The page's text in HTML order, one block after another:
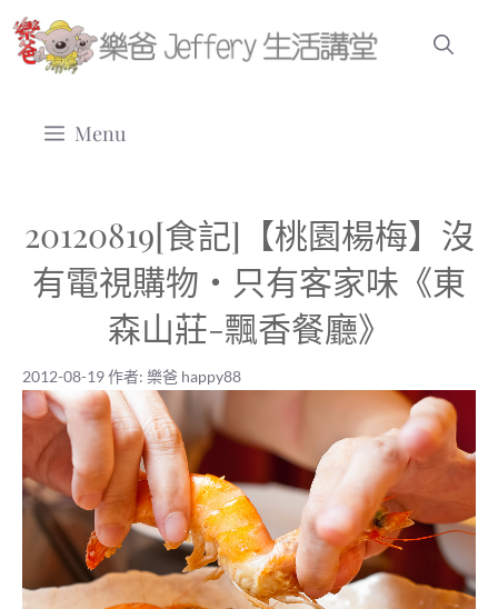
跳
至
Menu
20120819[食記]【桃園楊梅】沒
有電視購物‧只有客家味《東
森山莊-飄香餐廳》
2012-08-19 | 樂爸 happy88
2012-08-19作者: 樂爸 happy88